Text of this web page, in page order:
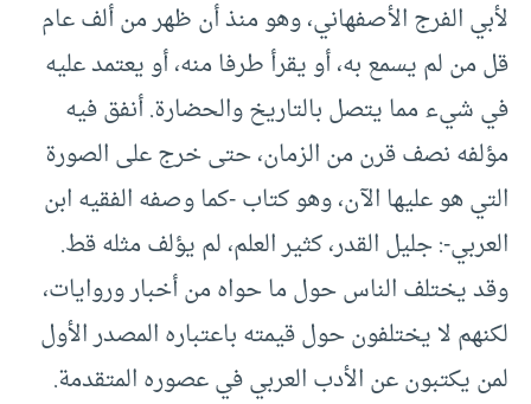
لأبي الفرج الأصفهاني، وهو منذ أن ظهر من ألف عام
قل من لم يسمع به، أو يقرأ طرفا منه، أو يعتمد عليه
في شيء مما يتصل بالتاريخ والحضارة. أنفق فيه
مؤلفه نصف قرن من الزمان، حتى خرج على الصورة
التي هو عليها الآن، وهو كتاب -كما وصفه الفقيه ابن
العربي-: جليل القدر، كثير العلم، لم يؤلف مثله قط.
وقد يختلف الناس حول ما حواه من أخبار وروايات،
لكنهم لا يختلفون حول قيمته باعتباره المصدر الأول
لمن يكتبون عن الأدب العربي في عصوره المتقدمة.